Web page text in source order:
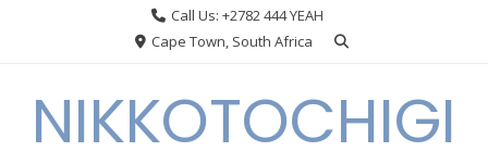
Call Us: +2782 444 YEAH
Cape Town, South Africa
NIKKOTOCHIGI